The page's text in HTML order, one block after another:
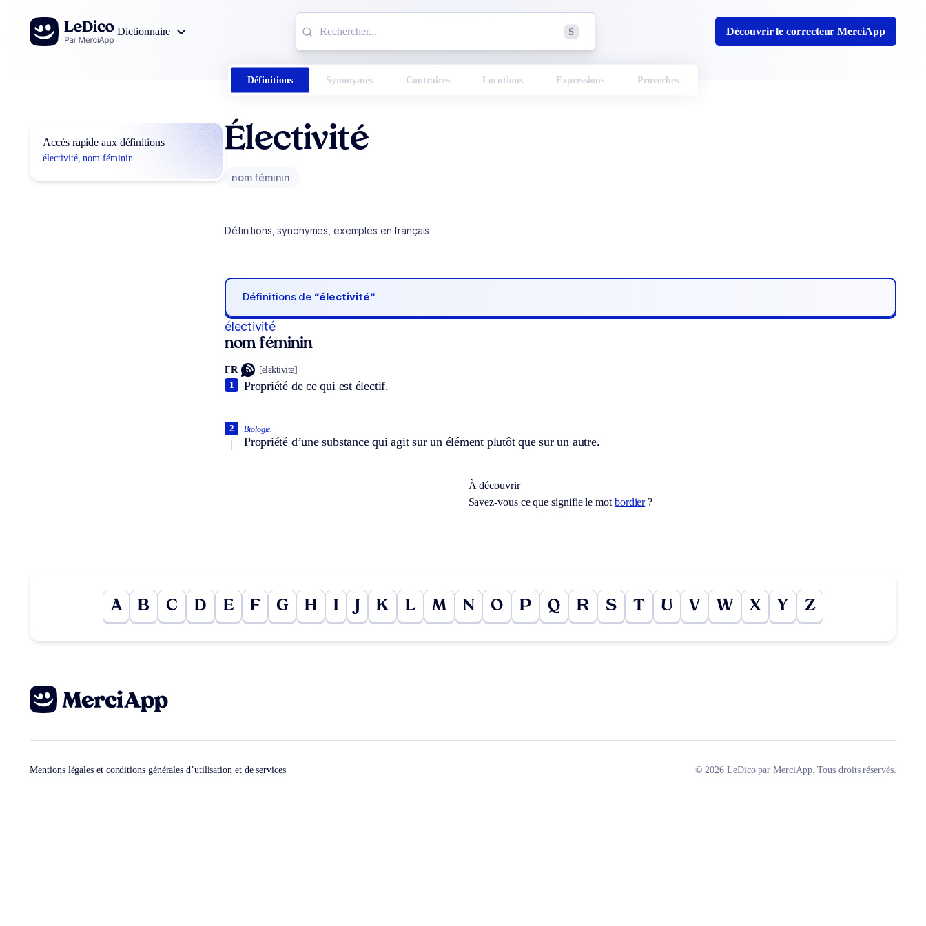
Aller au contenu
Dictionnaire
S Découvrir le correcteur MerciApp
Définitions Synonymes Contraires Locutions Expressions Proverbes
Accès rapide aux définitions
électivité, nom féminin
Électivité
nom féminin
Définitions, synonymes, exemples en français
Définitions de “électivité“
électivité
nom féminin
FR [elɛktivite]
Propriété de ce qui est électif.
1
Biologie.
Propriété d’une substance qui agit sur un élément plutôt que sur un autre.
2
À découvrir
Savez-vous ce que signifie le mot bordier?
A B C D E F G H I K L M N O P Q R S T U V W X Y Z
Mentions légales et conditions générales d’utilisation et de services © 2026 LeDico par MerciApp. Tous droits réservés.